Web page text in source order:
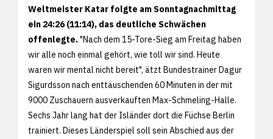
Weltmeister Katar folgte am Sonntagnachmittag
ein 24:26 (11:14), das deutliche Schwächen
offenlegte."Nach dem 15-Tore-Sieg am Freitag haben
wir alle noch einmal gehört, wie toll wir sind. Heute
waren wir mental nicht bereit", ätzt Bundestrainer Dagur
Sigurdsson nach enttäuschenden 60 Minuten in der mit
9000 Zuschauern ausverkauften Max-Schmeling-Halle.
Sechs Jahr lang hat der Isländer dort die Füchse Berlin
trainiert. Dieses Länderspiel soll sein Abschied aus der